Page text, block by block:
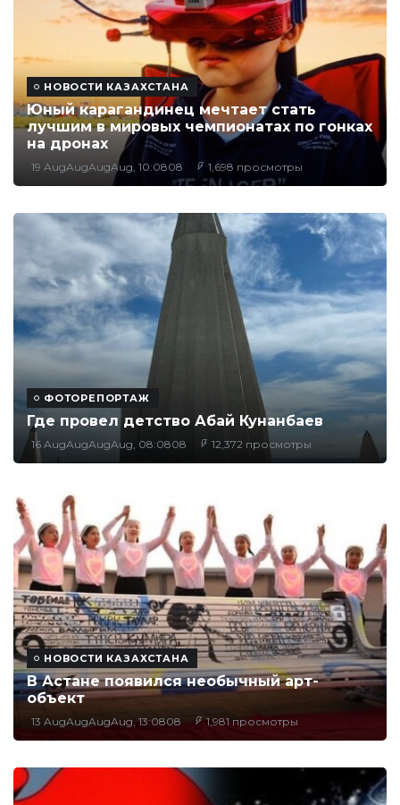
НОВОСТИ КАЗАХСТАНА
Юный карагандинец мечтает стать
лучшим в мировых чемпионатах по гонках
на дронах
19 AugAugAugAug, 10:0808 1,698 просмотры
ФОТОРЕПОРТАЖ
Где провел детство Абай Кунанбаев
16 AugAugAugAug, 08:0808 12,372 просмотры
НОВОСТИ КАЗАХСТАНА
В Астане появился необычный арт-
объект
13 AugAugAugAug, 13:0808 1,981 просмотры